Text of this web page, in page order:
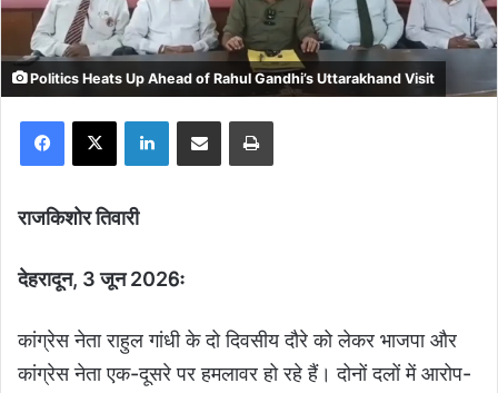
Politics Heats Up Ahead of Rahul Gandhi’s Uttarakhand Visit
Facebook
X LinkedInShare via Email Print
राजकिशोर तिवारी
देहरादून, 3 जून 2026ः
कांग्रेस नेता राहुल गांधी के दो दिवसीय दौरे को लेकर भाजपा और
कांग्रेस नेता एक-दूसरे पर हमलावर हो रहे हैं। दोनों दलों में आरोप-